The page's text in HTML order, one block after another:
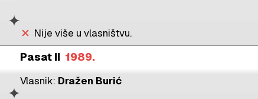
close Nije više u vlasništvu.
Pasat II 1989.
Vlasnik: Dražen Burić